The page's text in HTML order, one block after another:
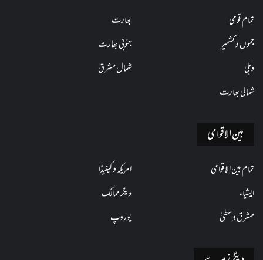
تمام قومی
بھارت
جموں و کشمیر
جنوبی بھارت
دہلی
شمال مشرق
شمالی بھارت
بین الاقوامی
تمام بین الاقوامی
امریکہ و کینیڈا
ایشیاء
دیگر ممالک
مشرق وسطیٰ
یوروپ